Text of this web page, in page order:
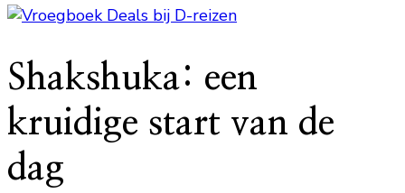
Shakshuka: een
kruidige start van de
dag